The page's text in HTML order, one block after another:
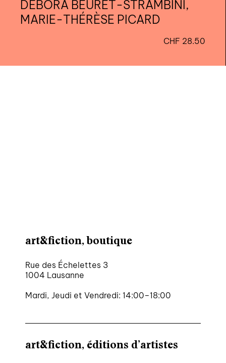
nous soutenir
DÉBORA BEURET-STRAMBINI,
MARIE-THÉRÈSE PICARD
CHF 28.50
art&fiction, boutique
Rue des Échelettes 3
1004 Lausanne
Mardi, Jeudi et Vendredi: 14:00–18:00
art&fiction, éditions d’artistes